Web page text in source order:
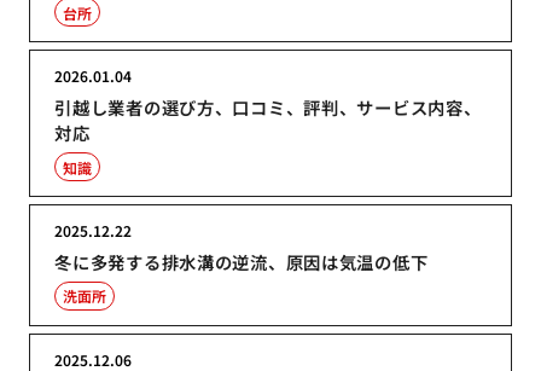
台所
引越し業者の選び方、口コミ、評判、サービス内容、
対応
2026.01.04
知識
冬に多発する排水溝の逆流、原因は気温の低下
2025.12.22
洗面所
2025.12.06